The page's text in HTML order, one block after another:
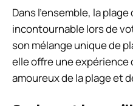
Dans l’ensemble, la
incontournable lors de
son mélange unique de
elle offre une expérience
amoureux de la plage et